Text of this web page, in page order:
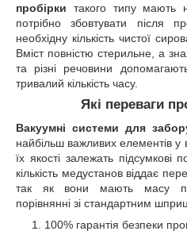
пробірки такого типу мають
потрібно збовтувати після
необхідну кількість чистої
Вміст повністю стерильне, а
та різні речовини
тривалий кількість часу.
Які переваги
Вакуумні системи для
найбільш важливих елементів у
їх якості залежать підсумкові
кількість медустанов віддає
так як вони мають масу
порівнянні зі стандартним
100% гарантія безпеки